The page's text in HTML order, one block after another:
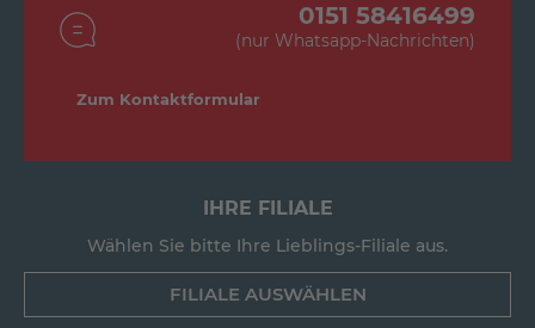
0151 58416499
(nur Whatsapp-Nachrichten)
Zum Kontaktformular
IHRE FILIALE
Wählen Sie bitte Ihre Lieblings-Filiale aus.
FILIALE AUSWÄHLEN